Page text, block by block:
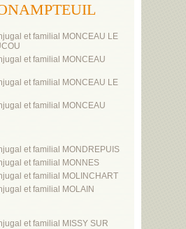
et familial MONCEAU LE
et familial MONCEAU
et familial MONCEAU LE
et familial MONCEAU
et familial MONDREPUIS
et familial MONNES
et familial MOLINCHART
et familial MOLAIN
et familial MISSY SUR